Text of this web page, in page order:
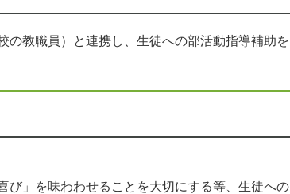
教職員）と連携し、生徒への部活動指導補助を
」を味わわせることを大切にする等、生徒への